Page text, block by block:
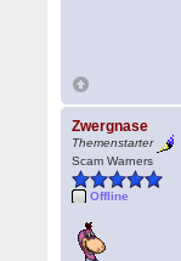
Zwergnase
Themenstarter
Scam Warners
Offline